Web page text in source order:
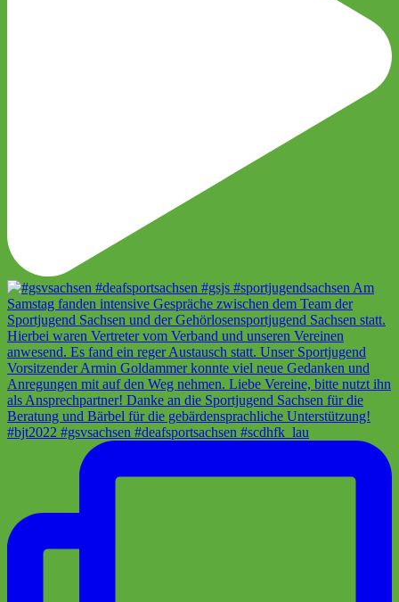
#bjt2022 #gsvsachsen #deafsportsachsen #scdhfk_lau